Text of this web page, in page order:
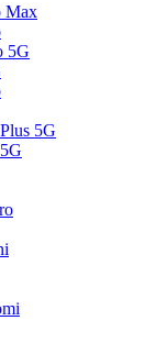
Max
5G
5G